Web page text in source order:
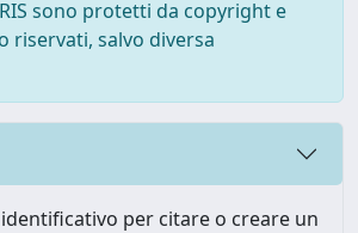
sono protetti da copyright e
riservati, salvo diversa
per citare o creare un